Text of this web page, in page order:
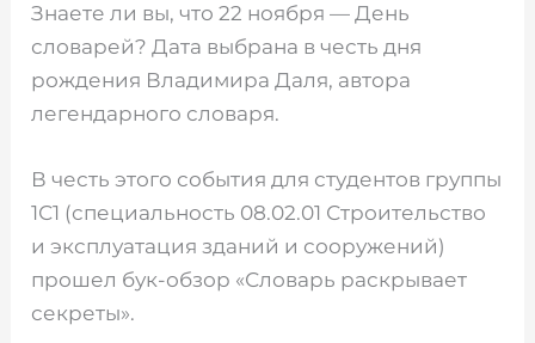
Знаете ли вы, что 22 ноября — День
словарей? Дата выбрана в честь дня
рождения Владимира Даля, автора
легендарного словаря.
В честь этого события для студентов группы
1С1 (специальность 08.02.01 Строительство
и эксплуатация зданий и сооружений)
прошел бук-обзор «Словарь раскрывает
секреты».